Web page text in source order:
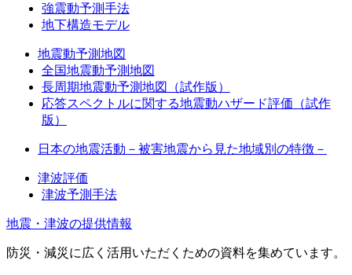
強震動予測手法
地下構造モデル
地震動予測地図
全国地震動予測地図
長周期地震動予測地図（試作版）
応答スペクトルに関する地震動ハザード評価（試作
版）
日本の地震活動－被害地震から見た地域別の特徴－
津波評価
津波予測手法
地震・津波の提供情報
防災・減災に広く活用いただくための資料を集めています。